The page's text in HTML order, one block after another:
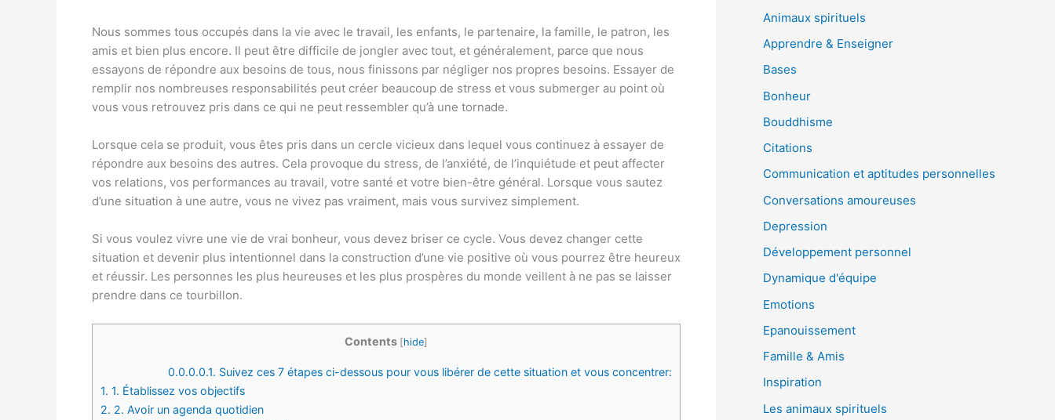
Nous sommes tous occupés dans la vie avec le travail, les enfants, le partenaire, la famille, le patron, les
amis et bien plus encore. Il peut être difficile de jongler avec tout, et généralement, parce que nous
essayons de répondre aux besoins de tous, nous finissons par négliger nos propres besoins. Essayer de
remplir nos nombreuses responsabilités peut créer beaucoup de stress et vous submerger au point où
vous vous retrouvez pris dans ce qui ne peut ressembler qu’à une tornade.
Lorsque cela se produit, vous êtes pris dans un cercle vicieux dans lequel vous continuez à essayer de
répondre aux besoins des autres. Cela provoque du stress, de l’anxiété, de l’inquiétude et peut affecter
vos relations, vos performances au travail, votre santé et votre bien-être général. Lorsque vous sautez
d’une situation à une autre, vous ne vivez pas vraiment, mais vous survivez simplement.
Si vous voulez vivre une vie de vrai bonheur, vous devez briser ce cycle. Vous devez changer cette
situation et devenir plus intentionnel dans la construction d’une vie positive où vous pourrez être heureux
et réussir. Les personnes les plus heureuses et les plus prospères du monde veillent à ne pas se laisser
prendre dans ce tourbillon.
Contents [hide]
0.0.0.0.1. Suivez ces 7 étapes ci-dessous pour vous libérer de cette situation et vous concentrer:
1. 1. Établissez vos objectifs
2. 2. Avoir un agenda quotidien
Animaux spirituels
Apprendre & Enseigner
Bases
Bonheur
Bouddhisme
Citations
Communication et aptitudes personnelles
Conversations amoureuses
Depression
Développement personnel
Dynamique d'équipe
Emotions
Epanouissement
Famille & Amis
Inspiration
Les animaux spirituels